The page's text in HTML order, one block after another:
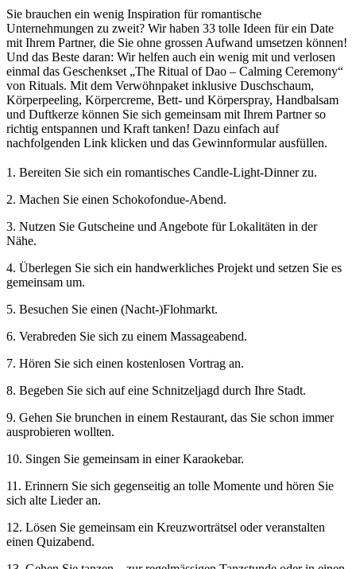
Sie brauchen ein wenig Inspiration für romantische
Unternehmungen zu zweit? Wir haben 33 tolle Ideen für ein Date
mit Ihrem Partner, die Sie ohne grossen Aufwand umsetzen können!
Und das Beste daran: Wir helfen auch ein wenig mit und verlosen
einmal das Geschenkset „The Ritual of Dao – Calming Ceremony“
von Rituals. Mit dem Verwöhnpaket inklusive Duschschaum,
Körperpeeling, Körpercreme, Bett- und Körperspray, Handbalsam
und Duftkerze können Sie sich gemeinsam mit Ihrem Partner so
richtig entspannen und Kraft tanken! Dazu einfach auf
nachfolgenden Link klicken und das Gewinnformular ausfüllen.
1. Bereiten Sie sich ein romantisches Candle-Light-Dinner zu.
2. Machen Sie einen Schokofondue-Abend.
3. Nutzen Sie Gutscheine und Angebote für Lokalitäten in der
Nähe.
4. Überlegen Sie sich ein handwerkliches Projekt und setzen Sie es
gemeinsam um.
5. Besuchen Sie einen (Nacht-)Flohmarkt.
6. Verabreden Sie sich zu einem Massageabend.
7. Hören Sie sich einen kostenlosen Vortrag an.
8. Begeben Sie sich auf eine Schnitzeljagd durch Ihre Stadt.
9. Gehen Sie brunchen in einem Restaurant, das Sie schon immer
ausprobieren wollten.
10. Singen Sie gemeinsam in einer Karaokebar.
11. Erinnern Sie sich gegenseitig an tolle Momente und hören Sie
sich alte Lieder an.
12. Lösen Sie gemeinsam ein Kreuzworträtsel oder veranstalten
einen Quizabend.